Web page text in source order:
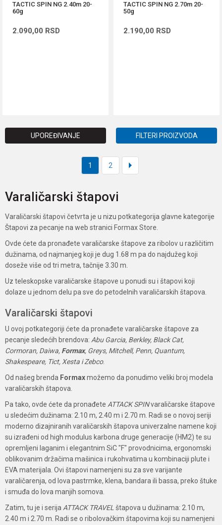
TACTIC SPIN NG 2.40m 20-
60g
2.090,00 RSD
TACTIC SPIN NG 2.70m 20-
50g
2.190,00 RSD
UPOREĐIVANJE FILTERI PROIZVODA
1 2
Varaličarski štapovi
Varaličarski štapovi četvrta je u nizu potkategorija glavne kategorije
Štapovi za pecanje na web stranici Formax Store.
Ovde ćete da pronađete varaličarske štapove za ribolov u različitim
dužinama, od najmanjeg koji je dug 1.68 m pa do najdužeg koji
doseže više od tri metra, tačnije 3.30 m.
Uz teleskopske varaličarske štapove u ponudi su i štapovi koji
dolaze u jednom delu pa sve do petodelnih varaličarskih štapova.
Varaličarski štapovi
U ovoj potkategoriji ćete da pronađete varaličarske štapove za
pecanje sledećih brendova: Abu Garcia, Berkley, Black Cat,
Cormoran, Daiwa, Formax, Greys, Mitchell, Penn, Quantum,
Shakespeare, Tict, Xesta i Zebco.
Od našeg brenda Formaxmožemo da ponudimo veliki broj modela
varaličarskih štapova.
Pa tako, ovde ćete da pronađete ATTACK SPINvaraličarske štapove
u sledećim dužinama: 2.10 m, 2.40 m i 2.70 m. Radi se o novoj seriji
moderno dizajniranih varaličarskih štapova univerzalne namene koji
su izrađeni od high modulus karbona druge generacije (HM2) te su
opremljeni laganim i elegantnim SiC "F" provodnicima, ergonomski
oblikovanim držačima mašinica i rukohvatima u kombinaciji plute i
EVA materijala. Ovi štapovi namenjeni su za sve varijante
varaličarenja, od lova pastrmke, klena, bandara ili bassa, preko štuke
i smuđa do lova manjih somova.
Zatim, tu je i serija ATTACK TRAVEL štapova u dužinama: 2.10 m,
2.40 m i 2.70 m. Radi se o ribolovačkim štapovima koji su namenjeni